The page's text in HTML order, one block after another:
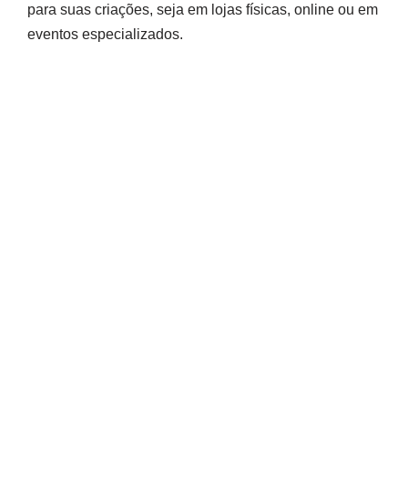
para suas criações, seja em lojas físicas, online ou em
eventos especializados.